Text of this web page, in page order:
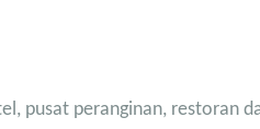
pusat peranginan, restoran